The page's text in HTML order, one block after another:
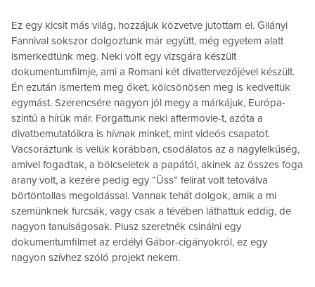
Ez egy kicsit más világ, hozzájuk közvetve jutottam el. Gilányi
Fannival sokszor dolgoztunk már együtt, még egyetem alatt
ismerkedtünk meg. Neki volt egy vizsgára készült
dokumentumfilmje, ami a Romani két divattervezőjével készült.
Én ezután ismertem meg őket, kölcsönösen meg is kedveltük
egymást. Szerencsére nagyon jól megy a márkájuk, Európa-
szintű a hírük már. Forgattunk neki aftermovie-t, azóta a
divatbemutatóikra is hívnak minket, mint videós csapatot.
Vacsoráztunk is velük korábban, csodálatos az a nagylelkűség,
amivel fogadtak, a bölcseletek a papától, akinek az összes foga
arany volt, a kezére pedig egy “Üss” felirat volt tetoválva
börtöntollas megoldással. Vannak tehát dolgok, amik a mi
szemünknek furcsák, vagy csak a tévében láthattuk eddig, de
nagyon tanulságosak. Plusz szeretnék csinálni egy
dokumentumfilmet az erdélyi Gábor-cigányokról, ez egy
nagyon szívhez szóló projekt nekem.